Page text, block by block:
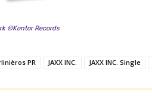
©Kontor Records
PR JAXX INC. JAXX INC. Single